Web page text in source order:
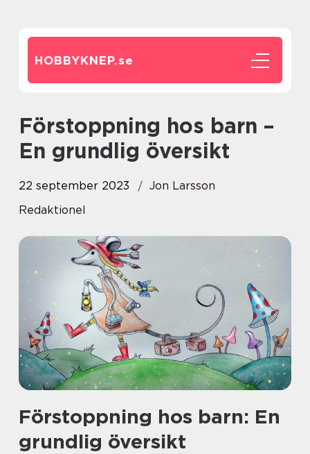
HOBBYKNEP.se
Förstoppning hos barn –
En grundlig översikt
22 september 2023
Jon Larsson
Redaktionel
Förstoppning hos barn: En
grundlig översikt